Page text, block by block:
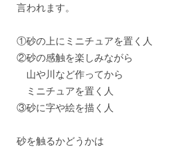
言われます。
①砂の上にミニチュアを置く人
②砂の感触を楽しみながら
山や川など作ってから
ミニチュアを置く人
③砂に字や絵を描く人
砂を触るかどうかは